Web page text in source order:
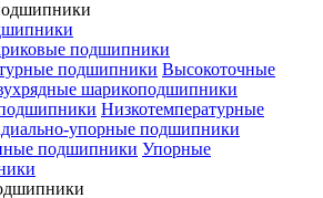
подшипники
подшипники Высокоточные
шарикоподшипники
Низкотемпературные
упорные подшипники
подшипники Упорные